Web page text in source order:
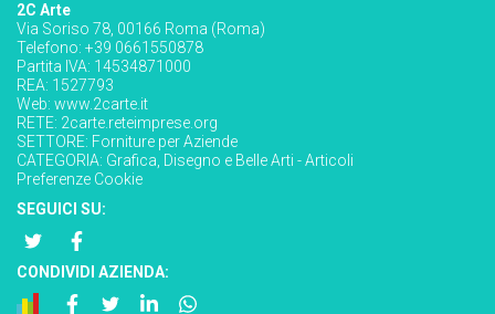
2C Arte
Via Soriso 78, 00166 Roma (Roma)
Telefono: +39 0661550878
Partita IVA: 14534871000
REA: 1527793
Web: www.2carte.it
RETE: 2carte.reteimprese.org
SETTORE: Forniture per Aziende
CATEGORIA: Grafica, Disegno e Belle Arti - Articoli
Preferenze Cookie
SEGUICI SU:
CONDIVIDI AZIENDA: